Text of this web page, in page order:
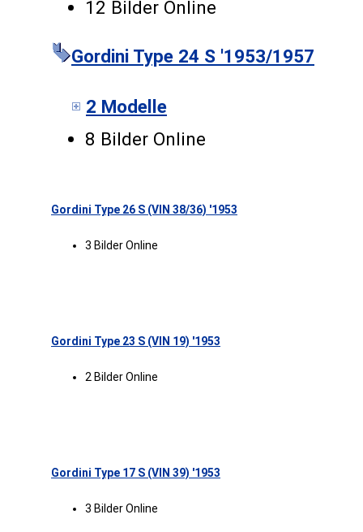
12 Bilder Online
Gordini Type 24 S '1953/1957
2 Modelle
8 Bilder Online
Gordini Type 26 S (VIN 38/36) '1953
3 Bilder Online
Gordini Type 23 S (VIN 19) '1953
2 Bilder Online
Gordini Type 17 S (VIN 39) '1953
3 Bilder Online